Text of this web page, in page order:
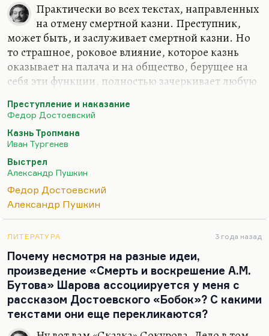
Практически во всех текстах, направленных
на отмену смертной казни. Преступник,
может быть, и заслуживает смертной казни. Но
то страшное, роковое влияние, которое казнь
оказывает на палача и на общество, берущее на
себя эти функции, полностью зачеркивает любую
мести. Общество, которое берет на себя
полномочия убийцы, по определению становится
убийцей. Казнь бывает заслуженной, я чисто по-
человечески многим желаю смерти. Но я
понимаю, что осуществлять эту программу я не
готов. Потому что, наверное, как показал
Достоевский, в определенном аспекте вы
разрушаете сами себя, когда за это беретесь.
Если брать тексты, где эта мысль…
Преступление и наказание
Федор Достоевский
Казнь Тропмана
Иван Тургенев
Выстрел
Александр Пушкин
Федор Достоевский
Александр Пушкин
ЛИТЕРАТУРА 3 года назад
Почему несмотря на разные идеи,
произведение «Смерть и воскрешение А.М.
Бутова» Шарова ассоциируется у меня с
рассказом Достоевского «Бобок»? С какими
текстами они еще перекликаются?